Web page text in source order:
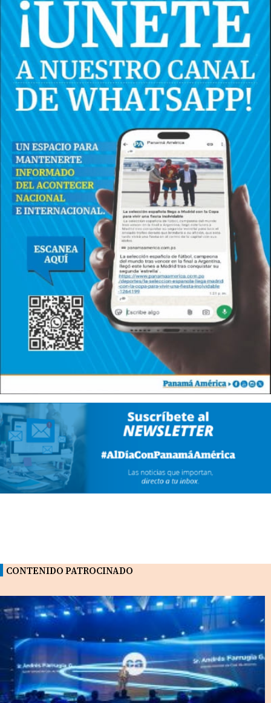
CONTENIDO PATROCINADO